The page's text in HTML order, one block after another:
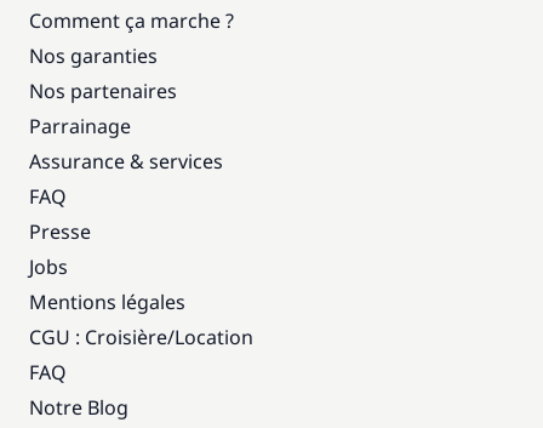
Comment ça marche ?
Nos garanties
Nos partenaires
Parrainage
Assurance & services
FAQ
Presse
Jobs
Mentions légales
CGU : Croisière/Location
FAQ
Notre Blog